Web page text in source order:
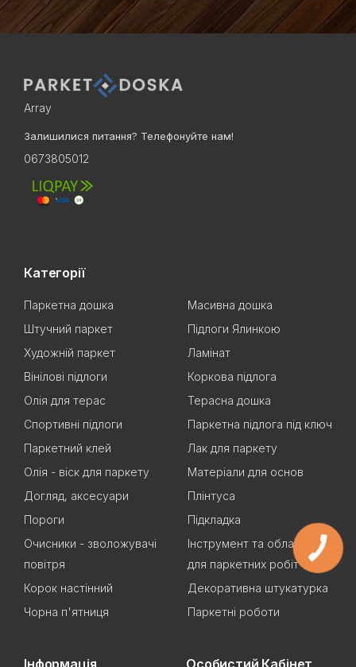
Array
Залишилися питання? Телефонуйте нам!
0673805012
Категорії
Паркетна дошка
Масивна дошка
Штучний паркет
Підлоги Ялинкою
Художній паркет
Ламінат
Вінілові підлоги
Коркова підлога
Олія для терас
Терасна дошка
Спортивні підлоги
Паркетна підлога під ключ
Паркетний клей
Лак для паркету
Олія - віск для паркету
Матеріали для основ
Догляд, аксесуари
Плінтуса
Пороги
Підкладка
Очисники - зволожувачі
повітря
Інструмент та обладнання
для паркетних робіт
Корок настінний
Декоративна штукатурка
Чорна п'ятниця
Паркетні роботи
Інформація Особистий Кабінет